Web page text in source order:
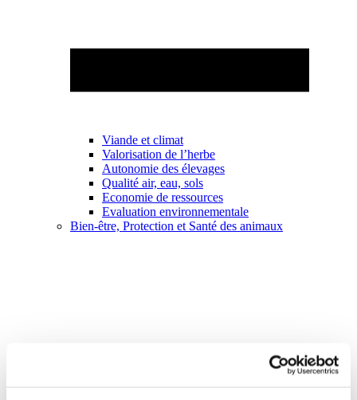
Viande et climat
Valorisation de l’herbe
Autonomie des élevages
Qualité air, eau, sols
Economie de ressources
Evaluation environnementale
Bien-être, Protection et Santé des animaux